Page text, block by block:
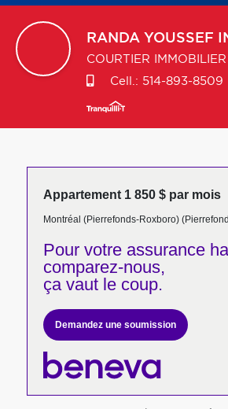
RANDA YOUSSEF
COURTIER
Cell.: 514-893-8509
Appartement 1 850 $ par mois
Montréal (Pierrefonds-Roxboro)
Pour votreassurance
comparez-nous,
ça vaut le coup.
Demandez une soumission